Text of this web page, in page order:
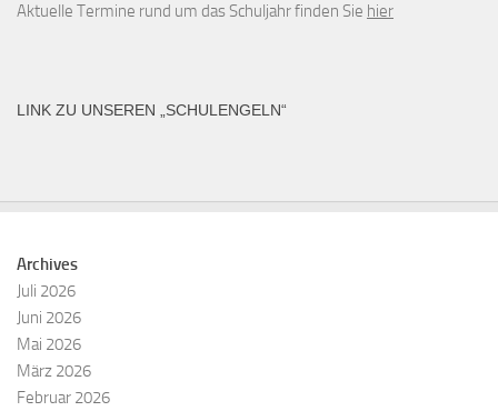
Aktuelle Termine rund um das Schuljahr finden Sie hier
LINK ZU UNSEREN „SCHULENGELN“
Archives
Juli 2026
Juni 2026
Mai 2026
März 2026
Februar 2026